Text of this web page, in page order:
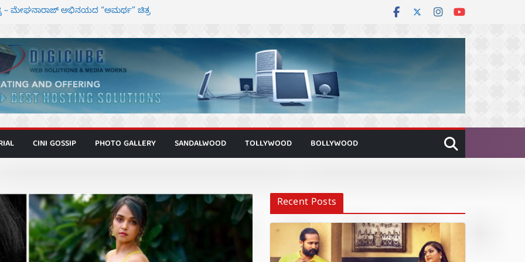
– ಮೇಘನಾರಾಜ್ ಅಭಿನಯದ “ಅಮರ್ಥ” ಚಿತ್ರ
ಅಭಿನಯದ ‘ಬಾಸ್’ ಚಿತ್ರ ತೆರೆಗೆ
ಮಿತ್ರ ಅಭಿನಯದ “ಮಹಾನ್” ಫಸ್ಟ್ ಲುಕ್
ಮೋಹನ್ ರಾಜ ಜೋಡಿಯ ಹೊಸ ಸಿನಿಮಾ
CINI GOSSIP PHOTO GALLERY SANDALWOOD TOLLYWOOD BOLLYWOOD
Recent Posts